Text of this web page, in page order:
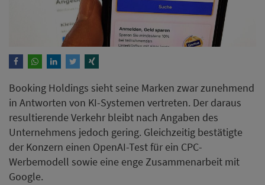
Booking Holdings sieht seine Marken zwar zunehmend
in Antworten von KI-Systemen vertreten. Der daraus
resultierende Verkehr bleibt nach Angaben des
Unternehmens jedoch gering. Gleichzeitig bestätigte
der Konzern einen OpenAI-Test für ein CPC-
Werbemodell sowie eine enge Zusammenarbeit mit
Google.